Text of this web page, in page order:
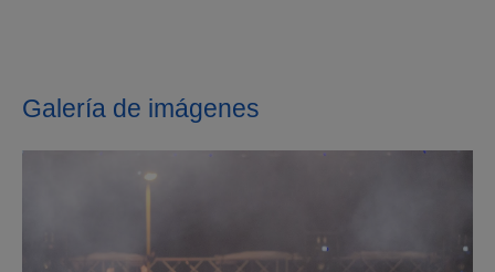
Galería de imágenes